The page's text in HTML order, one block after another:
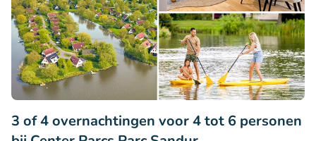
3 of 4 overnachtingen voor 4 tot 6 personen